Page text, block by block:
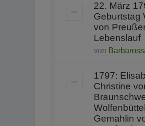
22. März
Geburtstag
von
Lebenslauf
von
1797:
Christine
Gemahlin